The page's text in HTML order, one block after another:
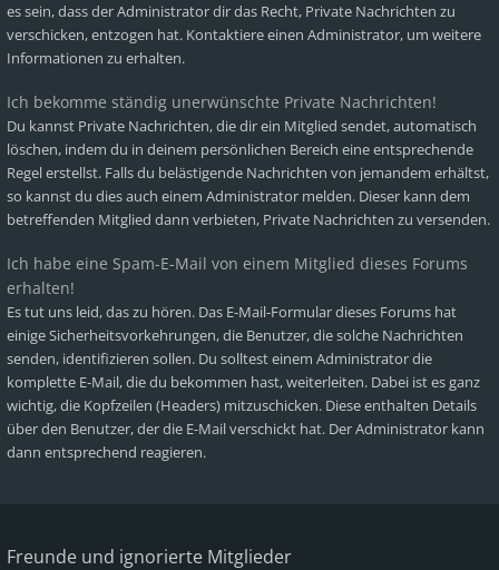
es sein, dass der Administrator dir das Recht, Private Nachrichten zu
verschicken, entzogen hat. Kontaktiere einen Administrator, um weitere
Informationen zu erhalten.
Ich bekomme ständig unerwünschte Private Nachrichten!
Du kannst Private Nachrichten, die dir ein Mitglied sendet, automatisch
löschen, indem du in deinem persönlichen Bereich eine entsprechende
Regel erstellst. Falls du belästigende Nachrichten von jemandem erhältst,
so kannst du dies auch einem Administrator melden. Dieser kann dem
betreffenden Mitglied dann verbieten, Private Nachrichten zu versenden.
Ich habe eine Spam-E-Mail von einem Mitglied dieses Forums
erhalten!
Es tut uns leid, das zu hören. Das E-Mail-Formular dieses Forums hat
einige Sicherheitsvorkehrungen, die Benutzer, die solche Nachrichten
senden, identifizieren sollen. Du solltest einem Administrator die
komplette E-Mail, die du bekommen hast, weiterleiten. Dabei ist es ganz
wichtig, die Kopfzeilen (Headers) mitzuschicken. Diese enthalten Details
über den Benutzer, der die E-Mail verschickt hat. Der Administrator kann
dann entsprechend reagieren.
Freunde und ignorierte Mitglieder